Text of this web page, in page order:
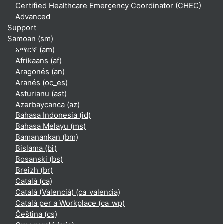
Certified Healthcare Emergency Coordinator (CHEC)
Advanced
Support
Samoan ‎(sm)‎
አማርኛ ‎(am)‎
Afrikaans ‎(af)‎
Aragonés ‎(an)‎
Aranés ‎(oc_es)‎
Asturianu ‎(ast)‎
Azərbaycanca ‎(az)‎
Bahasa Indonesia ‎(id)‎
Bahasa Melayu ‎(ms)‎
Bamanankan ‎(bm)‎
Bislama ‎(bi)‎
Bosanski ‎(bs)‎
Breizh ‎(br)‎
Català ‎(ca)‎
Català (Valencià) ‎(ca_valencia)‎
Català per a Workplace ‎(ca_wp)‎
Čeština ‎(cs)‎